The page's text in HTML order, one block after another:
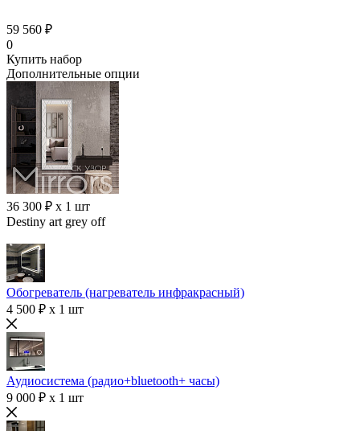
59 560 ₽
0
Купить набор
Дополнительные опции
36 300 ₽ x 1 шт
Destiny art grey off
Обогреватель (нагреватель инфракрасный)
4 500 ₽ x 1 шт
Аудиосистема (радио+bluetooth+ часы)
9 000 ₽ x 1 шт